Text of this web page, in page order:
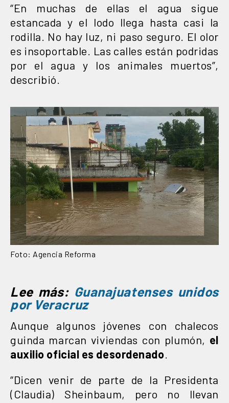
“En muchas de ellas el agua sigue
estancada y el lodo llega hasta casi la
rodilla. No hay luz, ni paso seguro. El olor
es insoportable. Las calles están podridas
por el agua y los animales muertos”,
describió.
Foto: Agencia Reforma
Lee más: Guanajuatenses unidos
por Veracruz
Aunque algunos jóvenes con chalecos
guinda marcan viviendas con plumón, el
auxilio oficial es desordenado.
“Dicen venir de parte de la Presidenta
(Claudia) Sheinbaum, pero no llevan